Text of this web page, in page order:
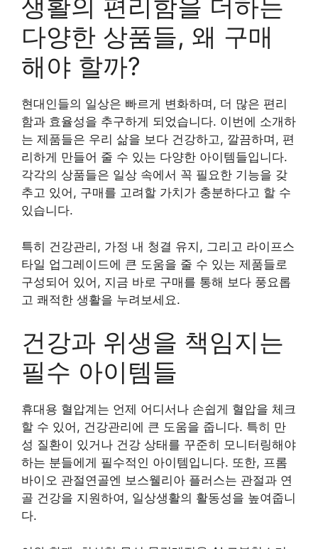
생활의 편리함을 더하는
다양한 상품들, 왜 구매
해야 할까?
현대인들의 일상은 빠르게 변화하며, 더 많은 편리
함과 효율성을 추구하게 되었습니다. 이번에 소개하
는 제품들은 우리 삶을 보다 건강하고, 깔끔하며, 편
리하게 만들어 줄 수 있는 다양한 아이템들입니다.
각각의 상품들은 일상 속에서 꼭 필요한 기능을 갖
추고 있어, 구매를 고려할 가치가 충분하다고 할 수
있습니다.
특히 건강관리, 가정 내 청결 유지, 그리고 라이프스
타일 업그레이드에 큰 도움을 줄 수 있는 제품들로
구성되어 있어, 지금 바로 구매를 통해 보다 풍요롭
고 쾌적한 생활을 누려보세요.
건강과 위생을 책임지는
필수 아이템들
휴대용 혈압계는 언제 어디서나 손쉽게 혈압을 체크
할 수 있어, 건강관리에 큰 도움을 줍니다. 특히 만
성 질환이 있거나 건강 상태를 꾸준히 모니터링해야
하는 분들에게 필수적인 아이템입니다. 또한, 프롬
바이오 관절연골엔 보스웰리아 플러스는 관절과 연
골 건강을 지원하여, 일상생활의 활동성을 높여줍니
다.